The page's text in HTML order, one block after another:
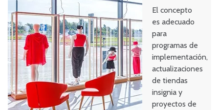
El concepto
es adecuado
para
programas de
implementación,
actualizaciones
de tiendas
insignia y
proyectos de